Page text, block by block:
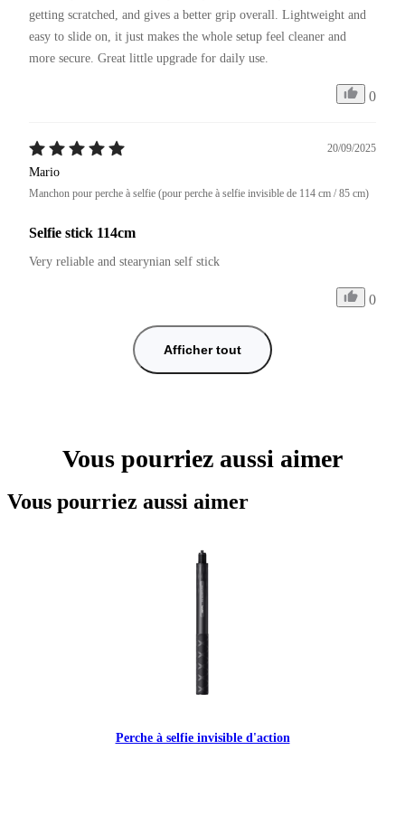
getting scratched, and gives a better grip overall. Lightweight and
easy to slide on, it just makes the whole setup feel cleaner and
more secure. Great little upgrade for daily use.
0
20/09/2025
Mario
Manchon pour perche à selfie (pour perche à selfie invisible de 114 cm / 85 cm)
Selfie stick 114cm
Very reliable and stearynian self stick
0
Afficher tout
Vous pourriez aussi aimer
Vous pourriez aussi aimer
Perche à selfie invisible d'action